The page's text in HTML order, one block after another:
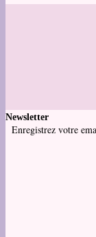
Newsletter
Enregistrez votre